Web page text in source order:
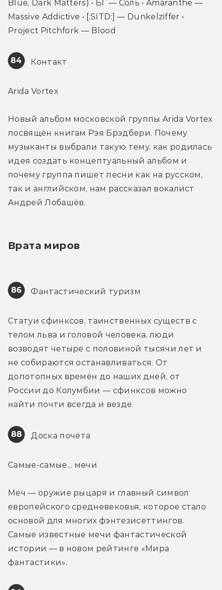
Blue, Dark Matters) • БГ — Соль • Amaranthe —
Massive Addictive • [:SITD:] — Dunkelziffer •
Project Pitchfork — Blood
84 Контакт
Arida Vortex
Новый альбом московской группы Arida Vortex
посвящён книгам Рэя Брэдбери. Почему
музыканты выбрали такую тему, как родилась
идея создать концептуальный альбом и
почему группа пишет песни как на русском,
так и английском, нам рассказал вокалист
Андрей Лобашёв.
Врата миров
86 Фантастический туризм
Статуи сфинксов, таинственных существ с
телом льва и головой человека, люди
возводят четыре с половиной тысячи лет и
не собираются останавливаться. От
допотопных времён до наших дней, от
России до Колумбии — сфинксов можно
найти почти всегда и везде.
88 Доска почёта
Самые-самые... мечи
Меч — оружие рыцаря и главный символ
европейского средневековья, которое стало
основой для многих фэнтезисеттингов.
Самые известные мечи фантастической
истории — в новом рейтинге «Мира
фантастики».